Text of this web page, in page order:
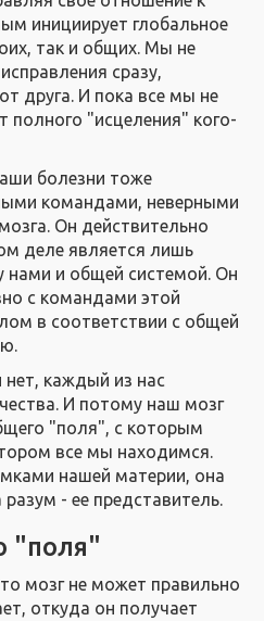
инициирует глобальное
так и общих. Мы не
сразу,
друга. И пока все мы не
полного "исцеления" кого-
болезни тоже
командами, неверными
Он действительно
деле является лишь
и общей системой. Он
с командами этой
в соответствии с общей
каждый из нас
И потому наш мозг
"поля", с которым
все мы находимся.
нашей материи, она
- ее представитель.
"поля"
мозг не может правильно
откуда он получает